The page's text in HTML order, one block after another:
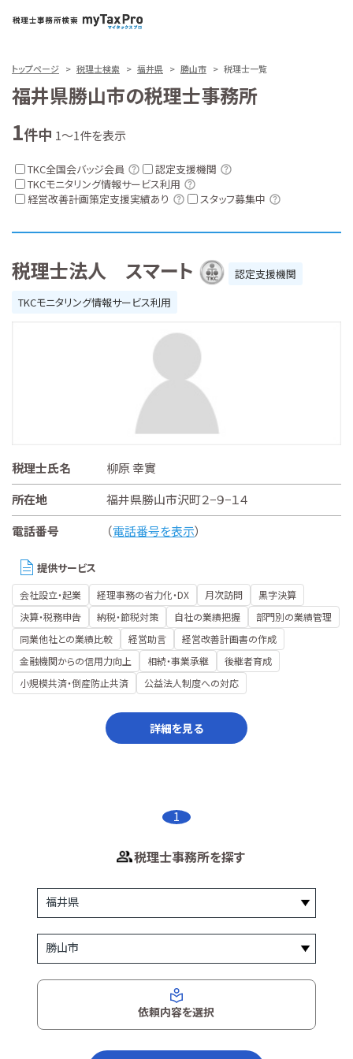
トップページ 税理士検索 福井県 勝山市 税理士一覧
福井県勝山市の税理士事務所
1件中 1～1件を表示
TKC全国会バッジ会員
認定支援機関
TKCモニタリング情報サービス利用
経営改善計画策定支援実績あり
スタッフ募集中
税理士法人 スマート
認定支援機関
TKCモニタリング情報サービス利用
税理士氏名
柳原 幸實
所在地
福井県勝山市沢町２−９−１４
電話番号
（電話番号を表示）
提供サービス
会社設立・起業 経理事務の省力化・DX 月次訪問
黒字決算
決算・税務申告
納税・節税対策 自社の業績把握
部門別の業績管理
同業他社との業績比較
経営助言
経営改善計画書の作成
金融機関からの信用力向上
相続・事業承継
後継者育成
小規模共済・倒産防止共済
公益法人制度への対応
詳細を見る
1
税理士事務所を探す
依頼内容を選択